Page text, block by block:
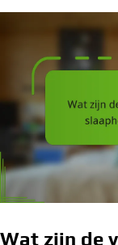
Wat zijn de